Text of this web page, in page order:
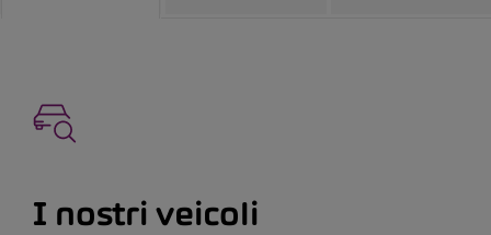
I nostri veicoli